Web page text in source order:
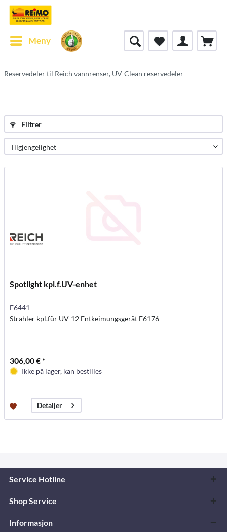
Meny
Reservedeler til Reich vannrenser, UV-Clean reservedeler
Filtrer
Spotlight kpl.f.UV-enhet
E6441
Strahler kpl.für UV-12 Entkeimungsgerät E6176
306,00 € *
Ikke på lager, kan bestilles
Detaljer
Service Hotline
Shop Service
Informasjon